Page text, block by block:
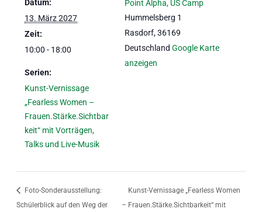
Datum:
13. März 2027
Zeit:
10:00 - 18:00
Serien:
Kunst-Vernissage
„Fearless Women –
Frauen.Stärke.Sichtbar
keit“ mit Vorträgen,
Talks und Live-Musik
Point Alpha, US Camp
Hummelsberg 1
Rasdorf, 36169
Deutschland Google Karte
anzeigen
Foto-Sonderausstellung:
Schülerblick auf den Weg der
Kunst-Vernissage „Fearless Women
– Frauen.Stärke.Sichtbarkeit“ mit